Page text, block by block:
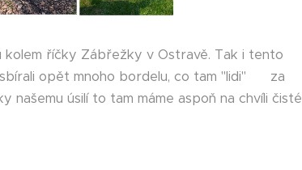
říčky Zábřežky v Ostravě. Tak i tento
opět mnoho bordelu, co tam "lidi" 🐷 za
úsilí to tam máme aspoň na chvíli čisté